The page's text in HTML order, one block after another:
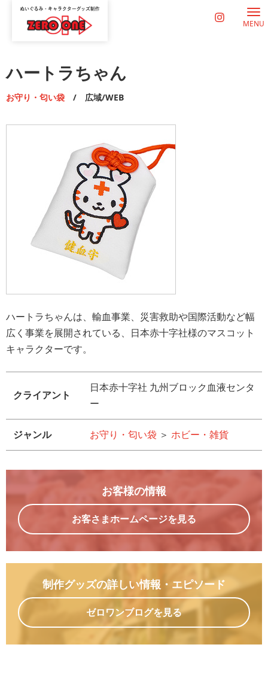
MENU
ハートラちゃん
お守り・匂い袋 / 広域/WEB
ハートラちゃんは、輸血事業、災害救助や国際活動など幅
広く事業を展開されている、日本赤十字社様のマスコット
キャラクターです。
クライアント
日本赤十字社 九州ブロック血液センタ
ー
ジャンル お守り・匂い袋 ＞ ホビー・雑貨
お客様の情報
お客さまホームページを見る
制作グッズの詳しい情報 ・エピソード
ゼロワンブログを見る